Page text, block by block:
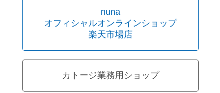
nuna
オフィシャルオンラインショップ
楽天市場店
カトージ業務用ショップ